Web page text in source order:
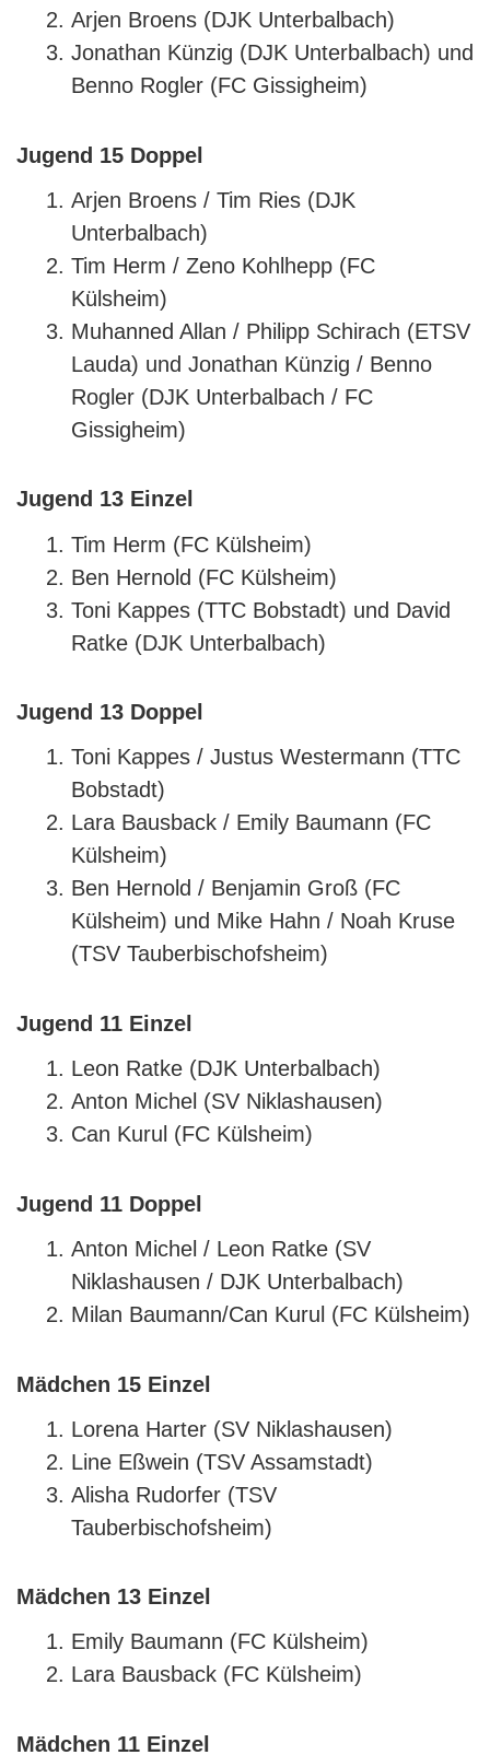
Arjen Broens (DJK Unterbalbach)
Jonathan Künzig (DJK Unterbalbach) und
Benno Rogler (FC Gissigheim)
Jugend 15 Doppel
Arjen Broens / Tim Ries (DJK
Unterbalbach)
Tim Herm / Zeno Kohlhepp (FC
Külsheim)
Muhanned Allan / Philipp Schirach (ETSV
Lauda) und Jonathan Künzig / Benno
Rogler (DJK Unterbalbach / FC
Gissigheim)
Jugend 13 Einzel
Tim Herm (FC Külsheim)
Ben Hernold (FC Külsheim)
Toni Kappes (TTC Bobstadt) und David
Ratke (DJK Unterbalbach)
Jugend 13 Doppel
Toni Kappes / Justus Westermann (TTC
Bobstadt)
Lara Bausback / Emily Baumann (FC
Külsheim)
Ben Hernold / Benjamin Groß (FC
Külsheim) und Mike Hahn / Noah Kruse
(TSV Tauberbischofsheim)
Jugend 11 Einzel
Leon Ratke (DJK Unterbalbach)
Anton Michel (SV Niklashausen)
Can Kurul (FC Külsheim)
Jugend 11 Doppel
Anton Michel / Leon Ratke (SV
Niklashausen / DJK Unterbalbach)
Milan Baumann/Can Kurul (FC Külsheim)
Mädchen 15 Einzel
Lorena Harter (SV Niklashausen)
Line Eßwein (TSV Assamstadt)
Alisha Rudorfer (TSV
Tauberbischofsheim)
Mädchen 13 Einzel
Emily Baumann (FC Külsheim)
Lara Bausback (FC Külsheim)
Mädchen 11 Einzel